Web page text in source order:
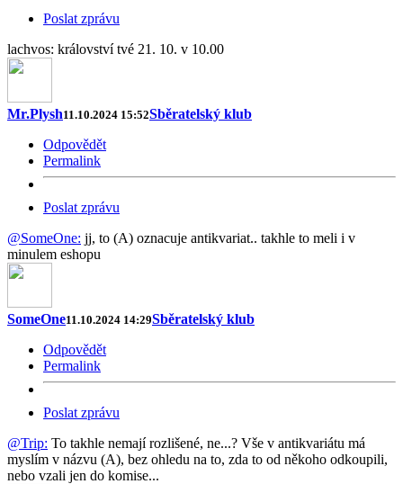
Poslat zprávu
lachvos: království tvé 21. 10. v 10.00
Mr.Plysh11.10.2024 15:52Sběratelský klub
Odpovědět
Permalink
Poslat zprávu
@SomeOne: jj, to (A) oznacuje antikvariat.. takhle to meli i v
minulem eshopu
SomeOne11.10.2024 14:29Sběratelský klub
Odpovědět
Permalink
Poslat zprávu
@Trip: To takhle nemají rozlišené, ne...? Vše v antikvariátu má
myslím v názvu (A), bez ohledu na to, zda to od někoho odkoupili,
nebo vzali jen do komise...